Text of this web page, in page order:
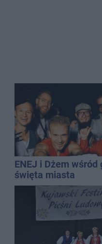
ENEJ i Dżem
święta miasta